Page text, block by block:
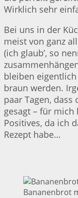
Wirklich sehr
Bei uns in der
meist von ganz
(ich glaub’, so
bleiben
braun werden.
paar Tagen,
gesagt – für
Positives, da ich
Rezept habe…
Bananenbrot